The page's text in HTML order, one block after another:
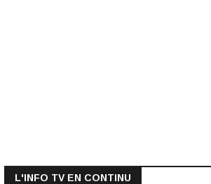
L'INFO TV EN CONTINU